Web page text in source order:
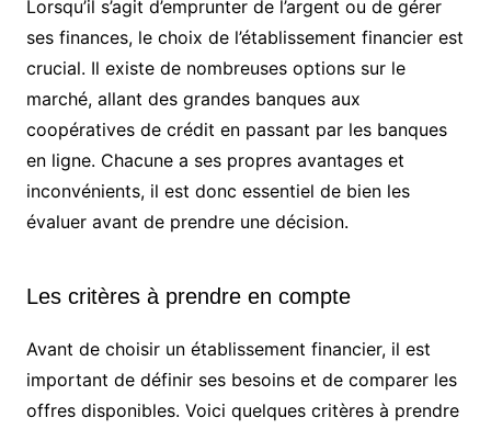
Lorsqu’il s’agit d’emprunter de l’argent ou de gérer
ses finances, le choix de l’établissement financier est
crucial. Il existe de nombreuses options sur le
marché, allant des grandes banques aux
coopératives de crédit en passant par les banques
en ligne. Chacune a ses propres avantages et
inconvénients, il est donc essentiel de bien les
évaluer avant de prendre une décision.
Les critères à prendre en compte
Avant de choisir un établissement financier, il est
important de définir ses besoins et de comparer les
offres disponibles. Voici quelques critères à prendre